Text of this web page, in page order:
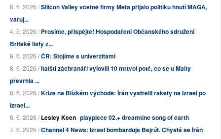
8. 6. 2026 /Silicon Valley včetně firmy Meta přijalo politiku hnutí MAGA,
varuj...
4. 5. 2026 /Prosíme, přispějte! Hospodaření Občanského sdružení
Britské listy z...
8. 6. 2026 /ČR: Stojíme s univerzitami
8. 6. 2026 /Italští záchranáři vylovili 10 mrtvol poté, co se u Malty
převrhla ...
8. 6. 2026 /Krize na Blízkém východě: Írán vystřelil rakety na Izrael po
izrael...
6. 6. 2026 /Lesley Keen playpiece 02.+ dreamtine song of earth
7. 6. 2026 /Channel 4 News: Izrael bombarduje Bejrút. Chystá se Írán